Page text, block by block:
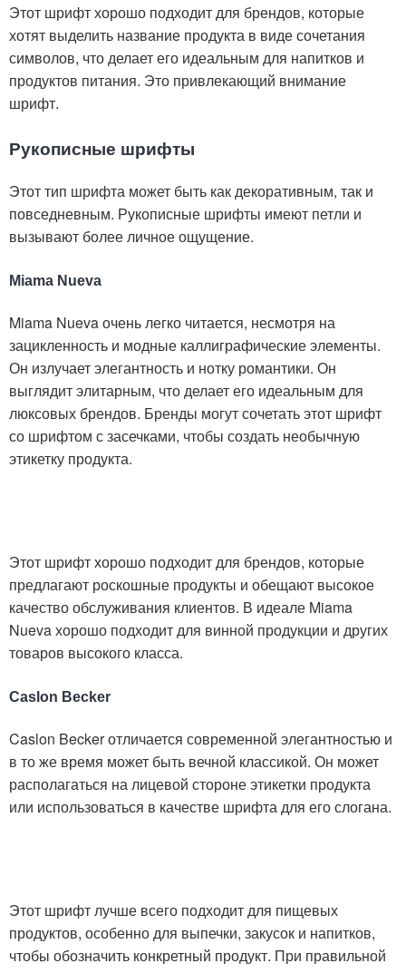
Этот шрифт хорошо подходит для брендов, которые
хотят выделить название продукта в виде сочетания
символов, что делает его идеальным для напитков и
продуктов питания. Это привлекающий внимание
шрифт.
Рукописные шрифты
Этот тип шрифта может быть как декоративным, так и
повседневным. Рукописные шрифты имеют петли и
вызывают более личное ощущение.
Miama Nueva
Miama Nueva очень легко читается, несмотря на
зацикленность и модные каллиграфические элементы.
Он излучает элегантность и нотку романтики. Он
выглядит элитарным, что делает его идеальным для
люксовых брендов. Бренды могут сочетать этот шрифт
со шрифтом с засечками, чтобы создать необычную
этикетку продукта.
Этот шрифт хорошо подходит для брендов, которые
предлагают роскошные продукты и обещают высокое
качество обслуживания клиентов. В идеале Miama
Nueva хорошо подходит для винной продукции и других
товаров высокого класса.
Caslon Becker
Caslon Becker отличается современной элегантностью и
в то же время может быть вечной классикой. Он может
располагаться на лицевой стороне этикетки продукта
или использоваться в качестве шрифта для его слогана.
Этот шрифт лучше всего подходит для пищевых
продуктов, особенно для выпечки, закусок и напитков,
чтобы обозначить конкретный продукт. При правильной